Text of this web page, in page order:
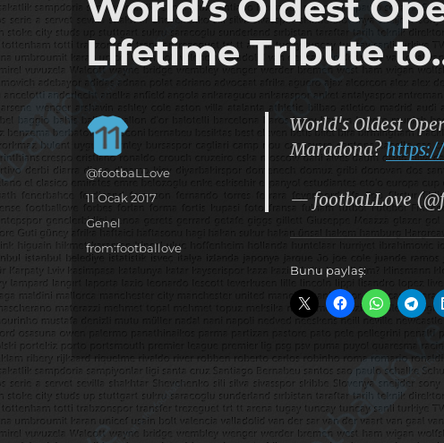
Lifetime Tribute
World's Oldest
Maradona?
— footbaLLove
Bunu paylaş:
Yazar
@footbaLLove
Yayın
tarihi
11 Ocak 2017
Kategoriler
Genel
Etiketler
from:footballove